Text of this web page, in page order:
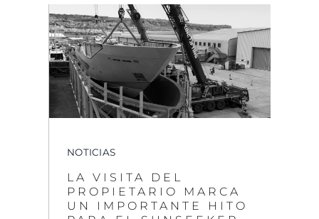
NOTICIAS
LA VISITA DEL
PROPIETARIO MARCA
UN IMPORTANTE HITO
134 SUPERYACHT EN
VER MÁS